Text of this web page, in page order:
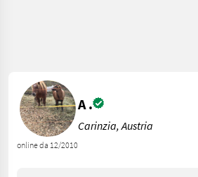
online da 12/2010
A .
Carinzia, Austria